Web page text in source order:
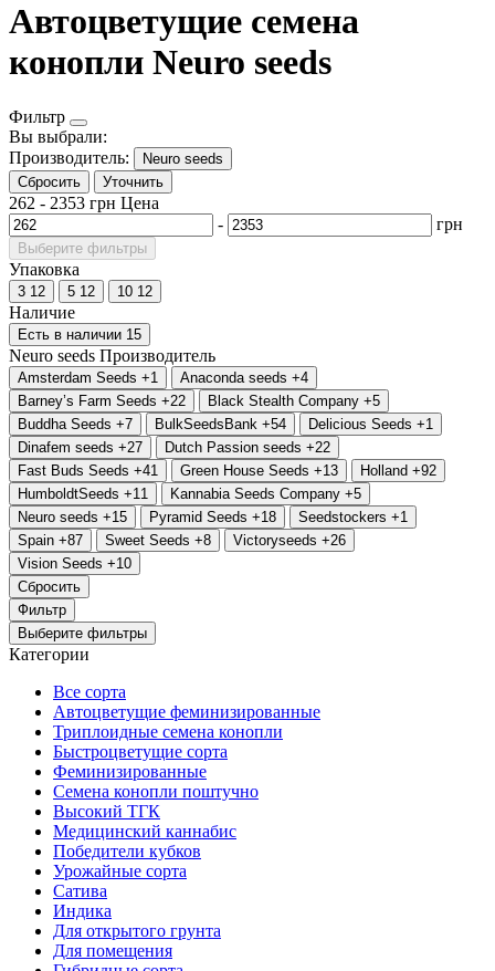
Автоцветущие семена
конопли Neuro seeds
Фильтр
Вы выбрали:
Производитель:
Neuro seeds
Сбросить
Уточнить
262 - 2353 грн Цена
-
грн
Выберите фильтры
Упаковка
3 12 5 12 10 12
Наличие
Есть в наличии 15
Neuro seeds Производитель
Amsterdam Seeds +1 Anaconda seeds +4
Barney’s Farm Seeds +22 Black Stealth Company +5
Buddha Seeds +7 BulkSeedsBank +54 Delicious Seeds +1
Dinafem seeds +27 Dutch Passion seeds +22
Fast Buds Seeds +41 Green House Seeds +13 Holland +92
HumboldtSeeds +11 Kannabia Seeds Company +5
Neuro seeds +15 Pyramid Seeds +18 Seedstockers +1
Spain +87 Sweet Seeds +8 Victoryseeds +26
Vision Seeds +10
Сбросить
Фильтр
Выберите фильтры
Категории
Все сорта
Автоцветущие феминизированные
Триплоидные семена конопли
Быстроцветущие сорта
Феминизированные
Семена конопли поштучно
Высокий ТГК
Медицинский каннабис
Победители кубков
Урожайные сорта
Сатива
Индика
Для открытого грунта
Для помещения